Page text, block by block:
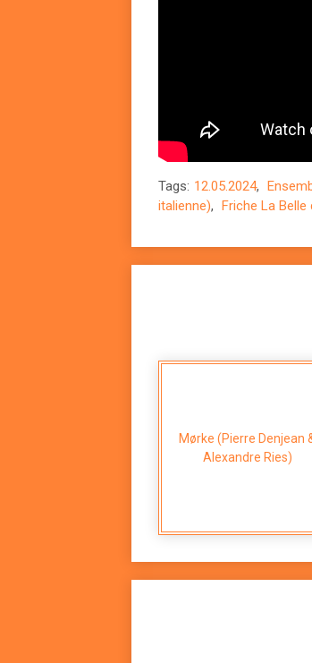
Tags: 12.05.2024,
italienne), Friche La Belle
Mørke (Pierre Denjean
Alexandre Ries)